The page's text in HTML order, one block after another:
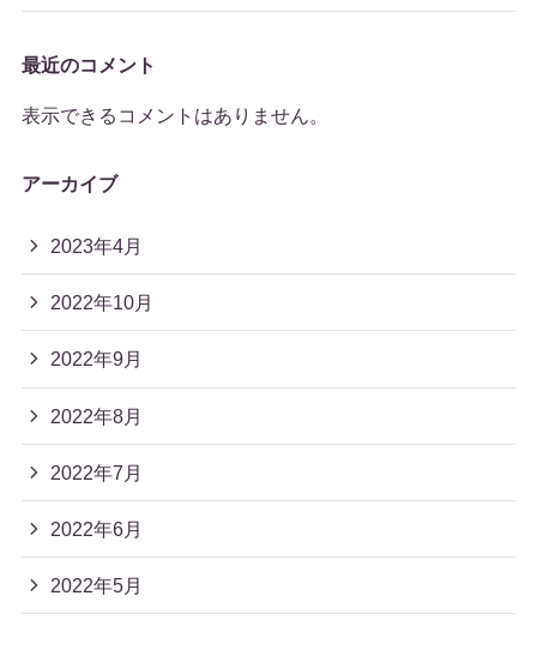
最近のコメント
表示できるコメントはありません。
アーカイブ
2023年4月
2022年10月
2022年9月
2022年8月
2022年7月
2022年6月
2022年5月